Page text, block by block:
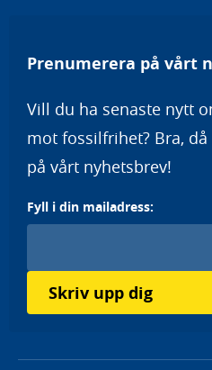
Prenumerera på vårt
Vill du ha senaste nytt
mot fossilfrihet? Bra,
på vårt nyhetsbrev!
Fyll i din mailadress:
Skriv upp dig